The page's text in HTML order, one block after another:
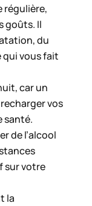
régulière,
goûts. Il
du
vous fait
car un
vos
santé.
de l’alcool
sur votre
la